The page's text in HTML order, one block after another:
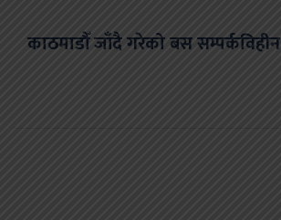
काठमाडौँ जाँदै गरेको बस सम्पर्कविहीन